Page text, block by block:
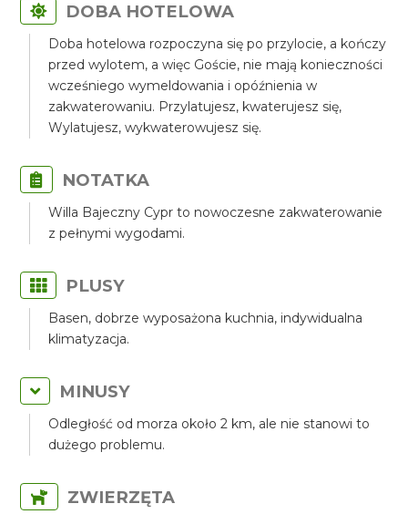
DOBA HOTELOWA
Doba hotelowa rozpoczyna się po przylocie, a kończy
przed wylotem, a więc Goście, nie mają konieczności
wcześniego wymeldowania i opóźnienia w
zakwaterowaniu. Przylatujesz, kwaterujesz się,
Wylatujesz, wykwaterowujesz się.
NOTATKA
Willa Bajeczny Cypr to nowoczesne zakwaterowanie
z pełnymi wygodami.
PLUSY
Basen, dobrze wyposażona kuchnia, indywidualna
klimatyzacja.
MINUSY
Odległość od morza około 2 km, ale nie stanowi to
dużego problemu.
ZWIERZĘTA